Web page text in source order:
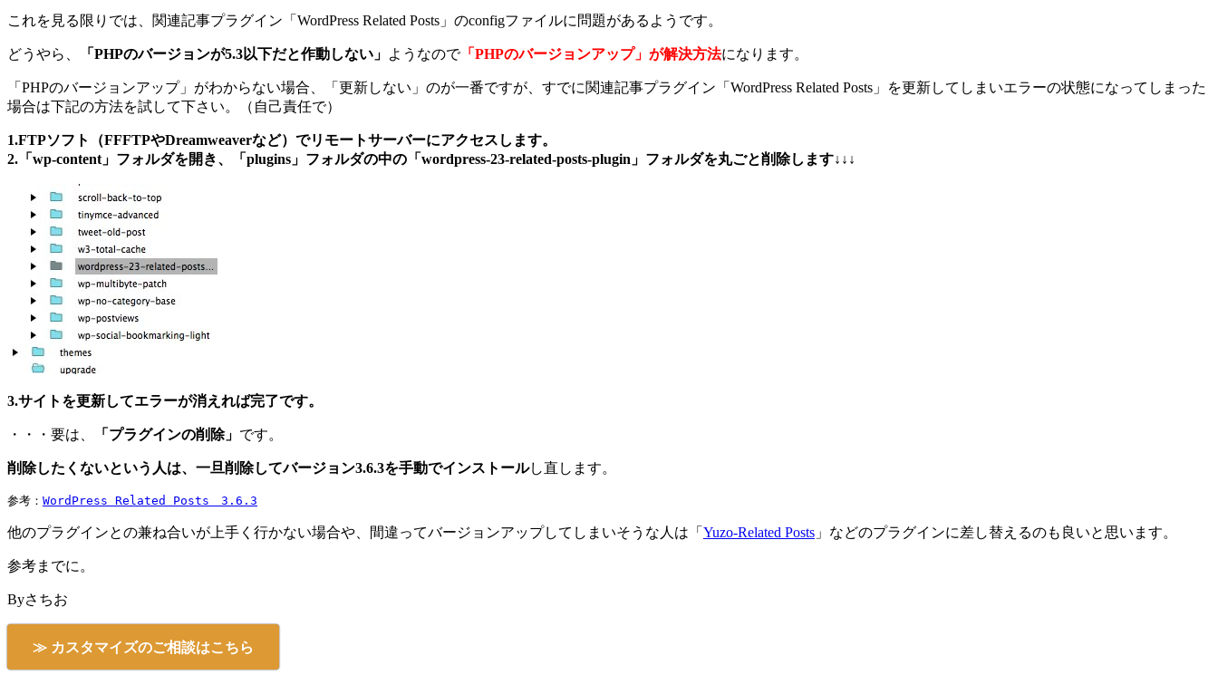
これを見る限りでは、関連記事プラグイン「WordPress Related Posts」のconfigファイルに問題があるようです。
どうやら、 「PHPのバージョンが5.3以下だと作動しない」 ようなので「PHPのバージョンアップ」が解決方法になります。
「PHPのバージョンアップ」がわからない場合、「更新しない」のが一番ですが、すでに関連記事プラグイン「WordPress Related Posts」を更新してしまいエラーの状態になってしまった
場合は下記の方法を試して下さい。（自己責任で）
1.FTPソフト（FFFTPやDreamweaverなど）でリモートサーバーにアクセスします。
2.「wp-content」フォルダを開き、「plugins」フォルダの中の「wordpress-23-related-posts-plugin」フォルダを丸ごと削除します↓↓↓
3.サイトを更新してエラーが消えれば完了です。
・・・要は、 「プラグインの削除」 です。
削除したくないという人は、一旦削除してバージョン3.6.3を手動でインストールし直します。
参考： WordPress Related Posts　3.6.3
他のプラグインとの兼ね合いが上手く行かない場合や、間違ってバージョンアップしてしまいそうな人は「 Yuzo-Related Posts 」などのプラグインに差し替えるのも良いと思います。
参考までに。
Byさちお
≫ カスタマイズのご相談はこちら